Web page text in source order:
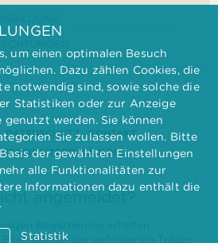
DATENSCHUTZ
KONTAKT
angemeldet?
Elternbildner der geförderten Träger
um einen optimalen Besuch
Dazu zählen Cookies, die
notwendig sind, sowie solche die
Statistiken oder zur Anzeige
werden. Sie können
Sie zulassen wollen. Bitte
der gewählten Einstellungen
alle Funktionalitäten zur
Informationen dazu enthält die
.
Statistik